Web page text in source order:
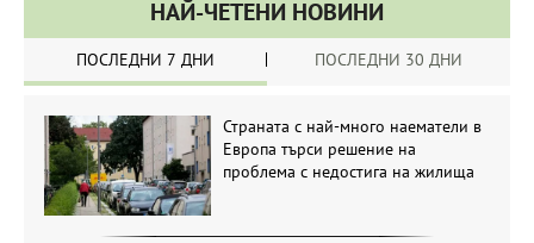
НАЙ-ЧЕТЕНИ НОВИНИ
ПОСЛЕДНИ 7 ДНИ ПОСЛЕДНИ 30 ДНИ
Страната с най-много наематели в
Европа търси решение на
проблема с недостига на жилища